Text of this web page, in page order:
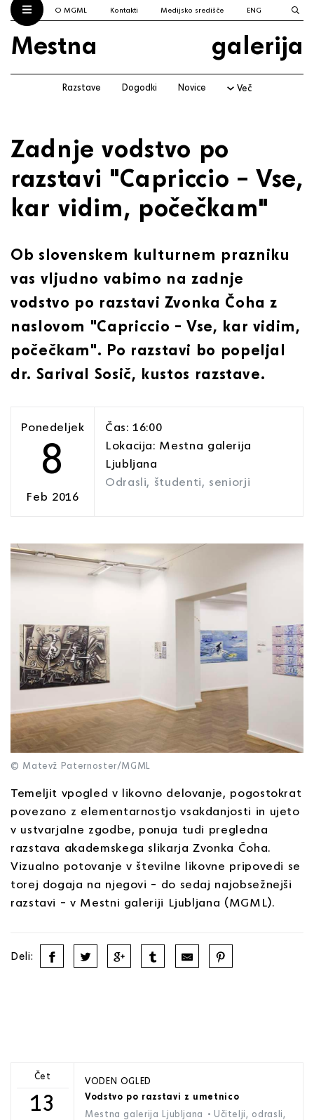
O MGML Kontakti Medijsko središče ENG
Mestna galerija
Razstave Dogodki Novice Več
Zadnje vodstvo po
razstavi "Capriccio – Vse,
kar vidim, počečkam"
Ob slovenskem kulturnem prazniku
vas vljudno vabimo na zadnje
vodstvo po razstavi Zvonka Čoha z
naslovom "Capriccio – Vse, kar vidim,
počečkam". Po razstavi bo popeljal
dr. Sarival Sosič, kustos razstave.
Ponedeljek
8
Feb 2016
Čas: 16:00
Lokacija: Mestna galerija
Ljubljana
Odrasli, študenti, seniorji
© Matevž Paternoster/MGML
Temeljit vpogled v likovno delovanje, pogostokrat
povezano z elementarnostjo vsakdanjosti in ujeto
v ustvarjalne zgodbe, ponuja tudi pregledna
razstava akademskega slikarja Zvonka Čoha.
Vizualno potovanje v številne likovne pripovedi se
torej dogaja na njegovi – do sedaj najobsežnejši
razstavi – v Mestni galeriji Ljubljana (MGML).
Deli:
Čet
13
VODEN OGLED
Vodstvo po razstavi z umetnico
Mestna galerija Ljubljana • Učitelji, odrasli,